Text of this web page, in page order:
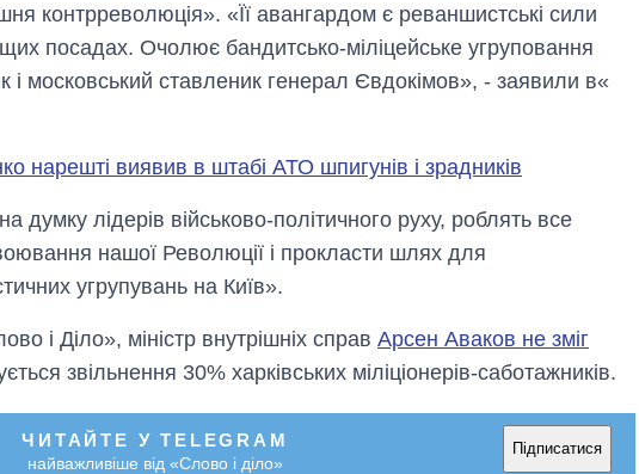
контрреволюція». «Її авангардом є реваншистські сили
посадах. Очолює бандитсько-міліцейське угруповання
і московський ставленик генерал Євдокімов», - заявили в«
нарешті виявив в штабі АТО шпигунів і зрадників
думку лідерів військово-політичного руху, роблять все
нашої Революції і прокласти шлях для
угрупувань на Київ».
і Діло», міністр внутрішніх справ Арсен Аваков не зміг
звільнення 30% харківських міліціонерів-саботажників.
ЧИТАЙТЕ У TELEGRAM
найважливіше від «Слово і діло»
Підписатися
Дефіцит пам’яті:
чипи за останні
прогнозують на
2027-й